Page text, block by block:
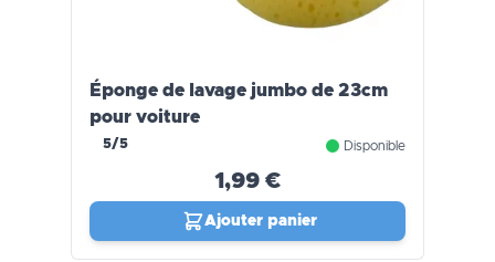
Éponge de lavage jumbo de 23cm
pour voiture
5/5 Disponible
1,99 €
Ajouter panier